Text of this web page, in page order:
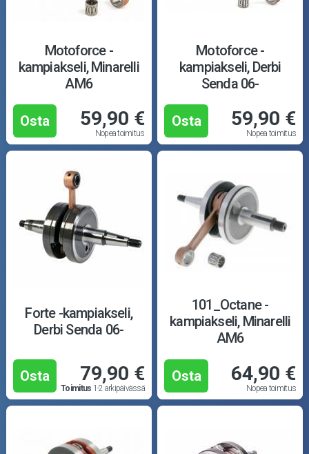
Motoforce -
kampiakseli, Minarelli
AM6
Osta 59,90 €
Nopea toimitus
Motoforce -
kampiakseli, Derbi
Senda 06-
Osta 59,90 €
Nopea toimitus
Forte -kampiakseli,
Derbi Senda 06-
Osta 79,90 €
Toimitus 1-2 arkipäivässä
101_Octane -
kampiakseli, Minarelli
AM6
Osta 64,90 €
Nopea toimitus